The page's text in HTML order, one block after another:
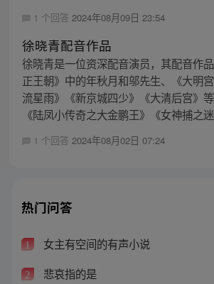
1 个回答 2024年08月09日 23:54
徐晓青配音作品
徐晓青是一位资深配音演员，其配音作
正王朝》中的年秋月和邬先生、《大明
流星雨》《新京城四少》《大清后宫》
《陆凤小传奇之大金鹏王》《女神捕之
1 个回答 2024年08月02日 07:24
热门问答
1 女主有空间的有声小说
2 悲哀指的是